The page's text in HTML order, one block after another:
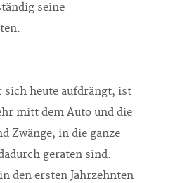
seine
sich heute aufdrängt, ist
mitt dem Auto und die
Zwänge, in die ganze
geraten sind.
den ersten Jahrzehnten